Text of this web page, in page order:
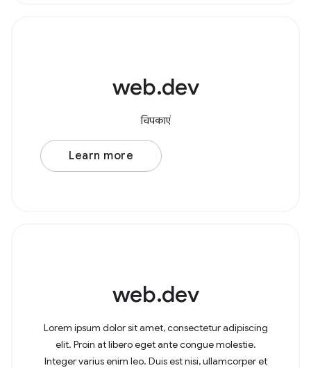
web.dev
चिपकाएं
Learn more
web.dev
Lorem ipsum dolor sit amet, consectetur adipiscing
elit. Proin at libero eget ante congue molestie.
Integer varius enim leo. Duis est nisi, ullamcorper et